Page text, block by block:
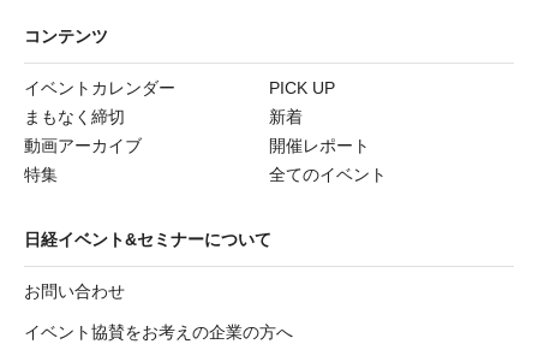
コンテンツ
イベントカレンダー
PICK UP
まもなく締切
新着
動画アーカイブ
開催レポート
特集
全てのイベント
日経イベント&セミナーについて
お問い合わせ
イベント協賛をお考えの企業の方へ